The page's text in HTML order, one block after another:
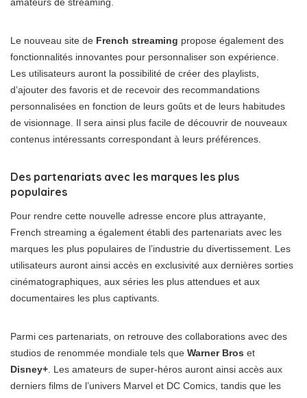
Le nouveau site de French streaming propose également des
fonctionnalités innovantes pour personnaliser son expérience.
Les utilisateurs auront la possibilité de créer des playlists,
d’ajouter des favoris et de recevoir des recommandations
personnalisées en fonction de leurs goûts et de leurs habitudes
de visionnage. Il sera ainsi plus facile de découvrir de nouveaux
contenus intéressants correspondant à leurs préférences.
Des partenariats avec les marques les plus
populaires
Pour rendre cette nouvelle adresse encore plus attrayante,
French streaming a également établi des partenariats avec les
marques les plus populaires de l’industrie du divertissement. Les
utilisateurs auront ainsi accès en exclusivité aux dernières sorties
cinématographiques, aux séries les plus attendues et aux
documentaires les plus captivants.
Parmi ces partenariats, on retrouve des collaborations avec des
studios de renommée mondiale tels que Warner Bros et
Disney+ . Les amateurs de super-héros auront ainsi accès aux
derniers films de l’univers Marvel et DC Comics, tandis que les